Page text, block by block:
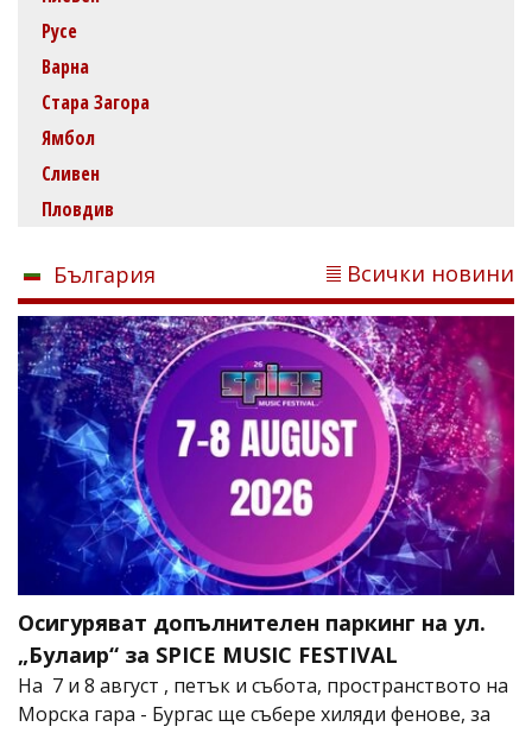
Русе
Варна
Стара Загора
Ямбол
Сливен
Пловдив
България Всички новини
Осигуряват допълнителен паркинг на ул.
„Булаир“ за SPICE MUSIC FESTIVAL
На 7 и 8 август , петък и събота, пространството на
Морска гара - Бургас ще събере хиляди фенове, за